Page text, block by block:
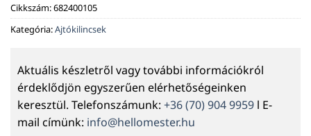
Cikkszám:682400105
Kategória:Ajtókilincsek
Aktuális készletről vagy további információkról
érdeklődjön egyszerűen elérhetőségeinken
keresztül. Telefonszámunk: +36 (70) 904 9959 l E-
mail címünk: info@hellomester.hu